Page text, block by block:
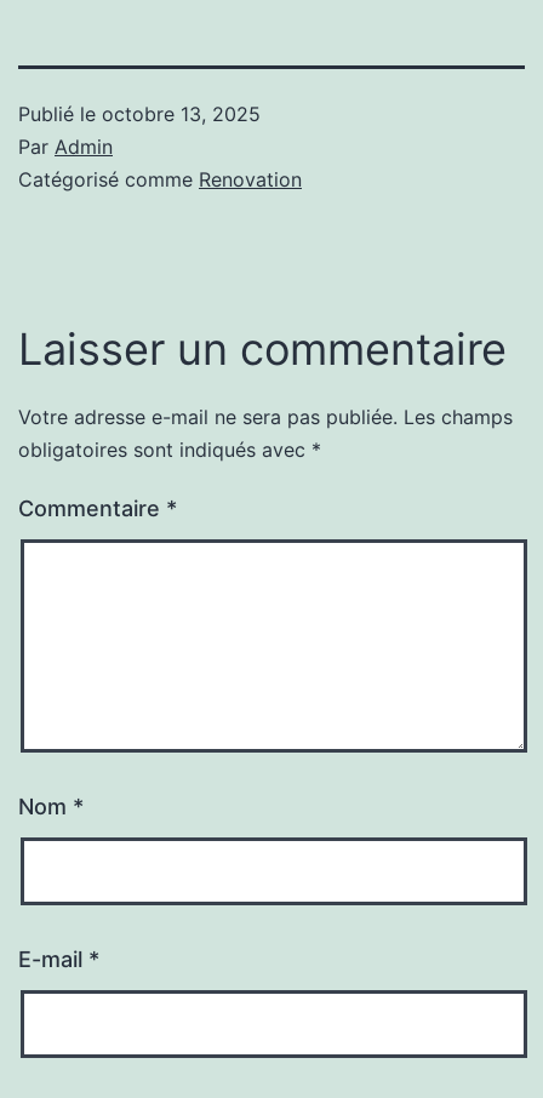
Publié le octobre 13, 2025
Par Admin
Catégorisé comme Renovation
Laisser un commentaire
Votre adresse e-mail ne sera pas publiée. Les champs
obligatoires sont indiqués avec *
Commentaire *
Nom *
E-mail *
Alternative: